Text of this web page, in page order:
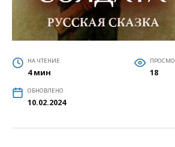
НА ЧТЕНИЕ
4 мин 18
ОБНОВЛЕНО
10.02.2024